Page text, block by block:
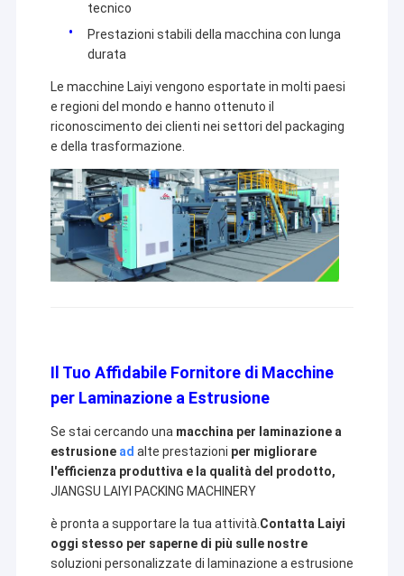
tecnico
Prestazioni stabili della macchina con lunga
durata
Le macchine Laiyi vengono esportate in molti paesi
e regioni del mondo e hanno ottenuto il
riconoscimento dei clienti nei settori del packaging
e della trasformazione.
Il Tuo Affidabile Fornitore di Macchine
per Laminazione a Estrusione
Se stai cercando una macchina per laminazione a
estrusionead alte prestazioni per migliorare
l'efficienza produttiva e la qualità del prodotto,
JIANGSU LAIYI PACKING MACHINERY
è pronta a supportare la tua attività. Contatta Laiyi
oggi stesso per saperne di più sulle nostre
soluzioni personalizzate di laminazione a estrusione